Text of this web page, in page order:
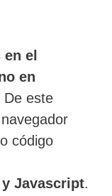
el
en
De este
código
y Javascript.